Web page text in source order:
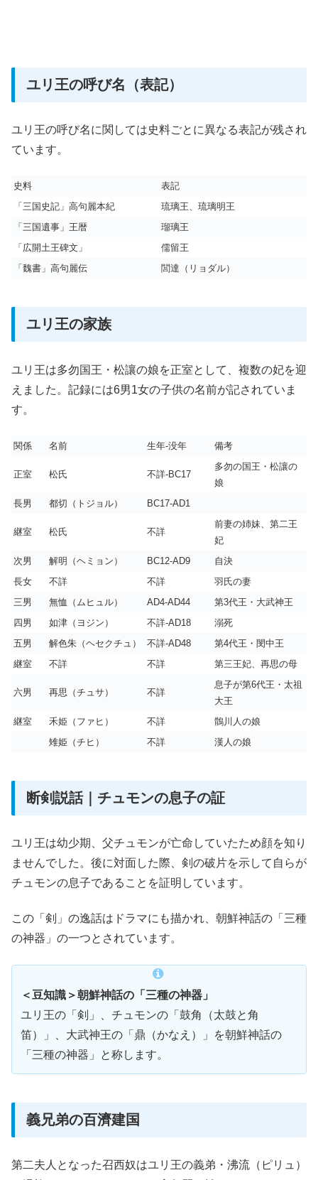
ユリ王の呼び名（表記）
ユリ王の呼び名に関しては史料ごとに異なる表記が残され
ています。
史料
表記
「三国史記」高句麗本紀
琉璃王、琉璃明王
「三国遺事」王暦
瑠璃王
「広開土王碑文」
儒留王
「魏書」高句麗伝
閭達（リョダル）
ユリ王の家族
ユリ王は多勿国王・松讓の娘を正室として、複数の妃を迎
えました。記録には6男1女の子供の名前が記されていま
す。
関係 名前 生年-没年 備考
正室 松氏 不詳-BC17
多勿の国王・松讓の
娘
長男
都切（トジョル） BC17-AD1
継室 松氏 不詳
前妻の姉妹、第二王
妃
次男
解明（ヘミョン） BC12-AD9
自決
長女
不詳 不詳
羽氏の妻
三男
無恤（ムヒュル） AD4-AD44
第3代王・大武神王
四男
如津（ヨジン） 不詳-AD18
溺死
五男
解色朱（ヘセクチュ） 不詳-AD48
第4代王・閔中王
継室
不詳 不詳 第三王妃、再思の母
六男 再思（チュサ） 不詳
息子が第6代王・太祖
大王
継室
禾姫（ファヒ） 不詳
鶻川人の娘
雉姫（チヒ）
不詳 漢人の娘
断剣説話｜チュモンの息子の証
ユリ王は幼少期、父チュモンが亡命していたため顔を知り
ませんでした。後に対面した際、剣の破片を示して自らが
チュモンの息子であることを証明しています。
この「剣」の逸話はドラマにも描かれ、朝鮮神話の「三種
の神器」の一つとされています。
＜豆知識＞朝鮮神話の「三種の神器」
ユリ王の「剣」、チュモンの「鼓角（太鼓と角
笛）」、大武神王の「鼎（かなえ）」を朝鮮神話の
「三種の神器」と称します。
義兄弟の百濟建国
第二夫人となった召西奴はユリ王の義弟・沸流（ピリュ）